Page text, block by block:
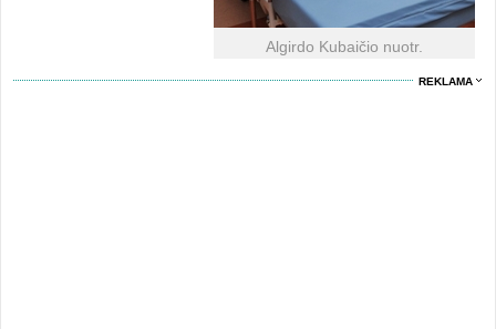
Algirdo Kubaičio nuotr.
REKLAMA